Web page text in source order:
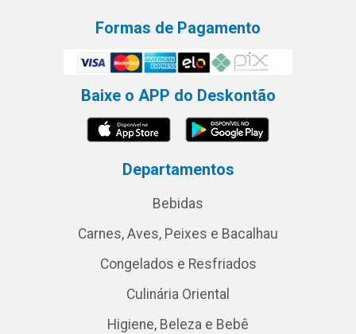
Formas de Pagamento
Baixe o APP do Deskontão
Departamentos
Bebidas
Carnes, Aves, Peixes e Bacalhau
Congelados e Resfriados
Culinária Oriental
Higiene, Beleza e Bebê